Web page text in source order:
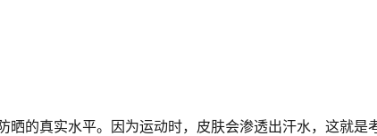
的真实水平。因为运动时，皮肤会渗透出汗水，这就是